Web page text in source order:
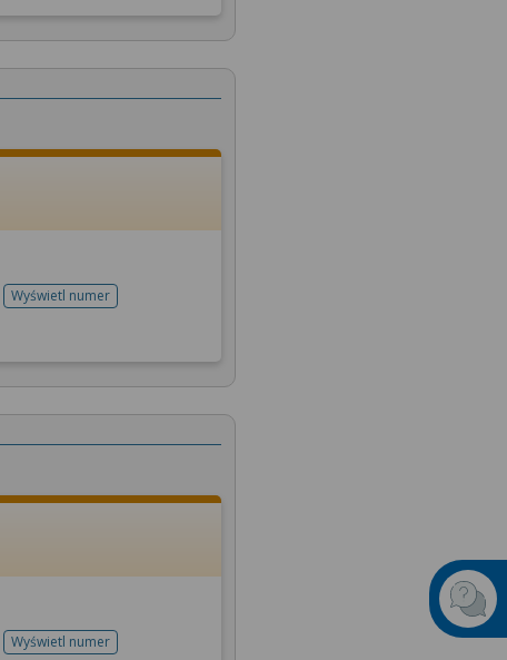
Wyświetl numertelefonu do rejestracji
Wyświetl numertelefonu do rejestracji